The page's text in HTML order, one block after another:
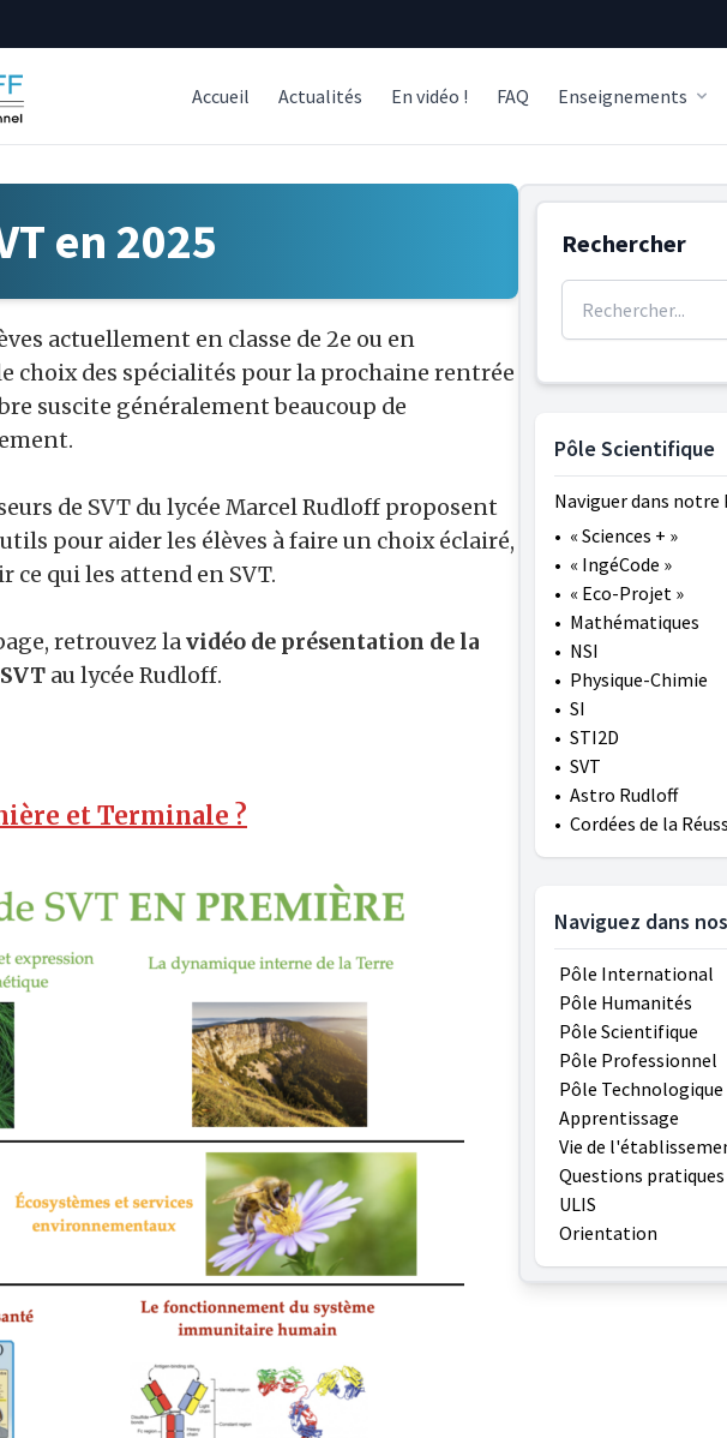
Accueil Actualités En vidéo ! FAQ Enseignements
en 2025
actuellement en classe de 2e ou en
choix des spécialités pour la prochaine rentrée
suscite généralement beaucoup de
de SVT du lycée Marcel Rudloff proposent
pour aider les élèves à faire un choix éclairé,
ce qui les attend en SVT.
retrouvez lavidéo de présentation de la
au lycée Rudloff.
et Terminale ?
Rechercher
Pôle Scientifique
Naviguer dans
• « Sciences + »
• « IngéCode »
• « Eco-Projet »
• Mathématiques
• NSI
• Physique-Chimie
• SI
• STI2D
• SVT
• Astro Rudloff
• Cordées de la
Naviguez dans
Pôle International
Pôle Humanités
Pôle Scientifique
Pôle Professionnel
Pôle Technologique
Apprentissage
Vie de
Questions pratiques
ULIS
Orientation